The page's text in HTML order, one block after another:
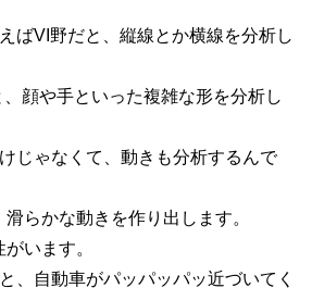
ばVI野だと、縦線とか横線を分析し
顔や手といった複雑な形を分析し
じゃなくて、動きも分析するんで
らかな動きを作り出します。
います。
、自動車がパッパッパッ近づいてく